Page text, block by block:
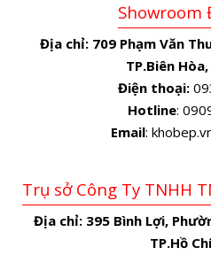
Showroom
Địa chỉ: 709 Phạm Văn
TP.Biên
Điện thoại:
Hotline:
Email:
Trụ sở Công Ty TNHH
Địa chỉ: 395 Bình Lợi,
TP.Hồ